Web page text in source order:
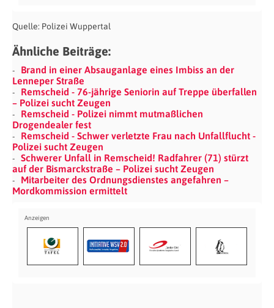
Quelle: Polizei Wuppertal
Ähnliche Beiträge:
Brand in einer Absauganlage eines Imbiss an der
Lenneper Straße
Remscheid - 76-jährige Seniorin auf Treppe überfallen
– Polizei sucht Zeugen
Remscheid - Polizei nimmt mutmaßlichen
Drogendealer fest
Remscheid - Schwer verletzte Frau nach Unfallflucht -
Polizei sucht Zeugen
Schwerer Unfall in Remscheid! Radfahrer (71) stürzt
auf der Bismarckstraße – Polizei sucht Zeugen
Mitarbeiter des Ordnungsdienstes angefahren –
Mordkommission ermittelt